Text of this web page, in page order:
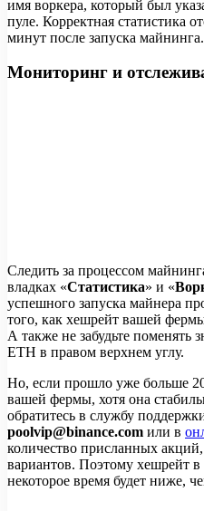
имя воркера, который был
пуле. Корректная статистика
минут после запуска майнинга.
Мониторинг и
Следить за процессом
владках «Статистика» и «
успешного запуска майнера
того, как хешрейт вашей
А также не забудьте поменять
ETH в правом верхнем углу.
Но, если прошло уже больше
вашей фермы, хотя она
обратитесь в службу
poolvip@binance.com или в
количество присланных акций,
вариантов. Поэтому хешрейт в
некоторое время будет ниже,